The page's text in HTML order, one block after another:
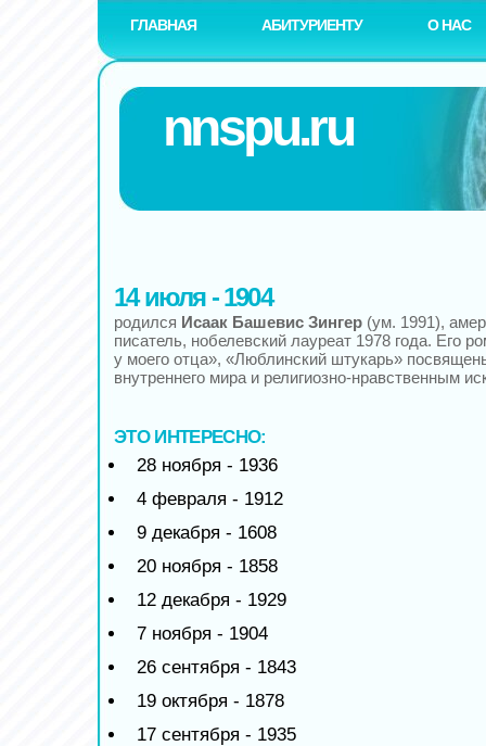
ГЛАВНАЯ АБИТУРИЕНТУ О НАС
nnspu.ru
14 июля - 1904
родился Исаак Башевис Зингер (ум. 1991),
писатель, нобелевский лауреат 1978 года. Его
у моего отца», «Люблинский штукарь»
внутреннего мира и религиозно-нравственным
ЭТО ИНТЕРЕСНО:
28 ноября - 1936
4 февраля - 1912
9 декабря - 1608
20 ноября - 1858
12 декабря - 1929
7 ноября - 1904
26 сентября - 1843
19 октября - 1878
17 сентября - 1935